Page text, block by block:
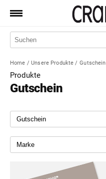
Produkte
Manufaktur
Aktionen
News
Sale
Standorte
Home / Unsere Produkte / Gutschein
Produkte
Gutschein